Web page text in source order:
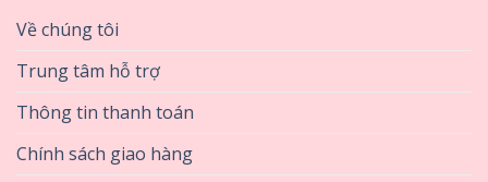
Về chúng tôi
Trung tâm hỗ trợ
Thông tin thanh toán
Chính sách giao hàng